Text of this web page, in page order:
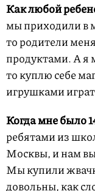
Как любой
мы приходили в
то родители
продуктами. А я
то куплю себе
игрушками
Когда мне было
ребятами из
Москвы, и нам
Мы купили
довольны, как